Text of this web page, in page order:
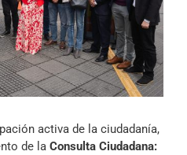
Clásica
Sonoro
activa de la ciudadanía,
de la Consulta Ciudadana: